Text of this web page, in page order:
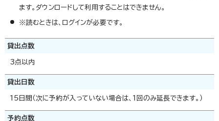
ます。ダウンロードして利用することはできません。
※読むときは、ログインが必要です。
貸出点数
3点以内
貸出日数
15日間（次に予約が入っていない場合は、1回のみ延長できます。）
予約点数